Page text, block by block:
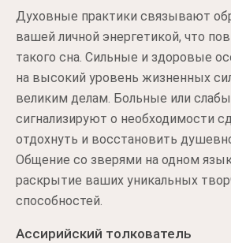
Духовные практики связывают
вашей личной энергетикой, что
такого сна. Сильные и здоровые
на высокий уровень жизненных
великим делам. Больные или
сигнализируют о необходимости
отдохнуть и восстановить
Общение со зверями на одном
раскрытие ваших уникальных
способностей.
Ассирийский толкователь